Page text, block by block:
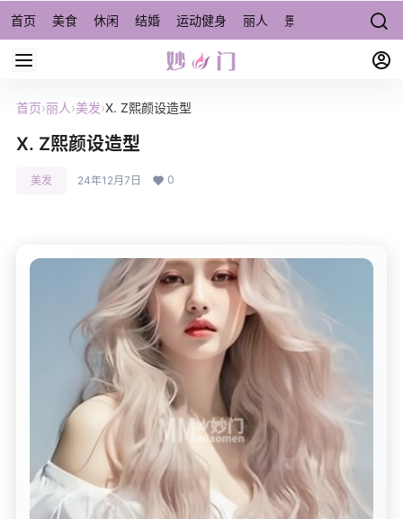
首页 美食 休闲 结婚 运动健身 丽人 景点/周边游 宠物
首页›丽人›美发›X. Z熙颜设造型
X. Z熙颜设造型
美发 24年12月7日 0